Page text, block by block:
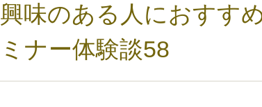
興味のある人におすす
ナー体験談58